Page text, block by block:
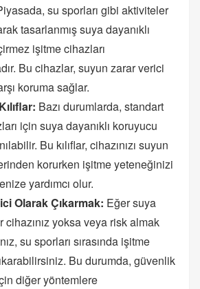
su sporları gibi aktiviteler
tasarlanmış suya dayanıklı
işitme cihazları
Bu cihazlar, suyun zarar verici
koruma sağlar.
Bazı durumlarda, standart
için suya dayanıklı koruyucu
Bu kılıflar, cihazınızı suyun
korurken işitme yeteneğinizi
yardımcı olur.
Olarak Çıkarmak: Eğer suya
cihazınız yoksa veya risk almak
su sporları sırasında işitme
Bu durumda, güvenlik
diğer yöntemlere